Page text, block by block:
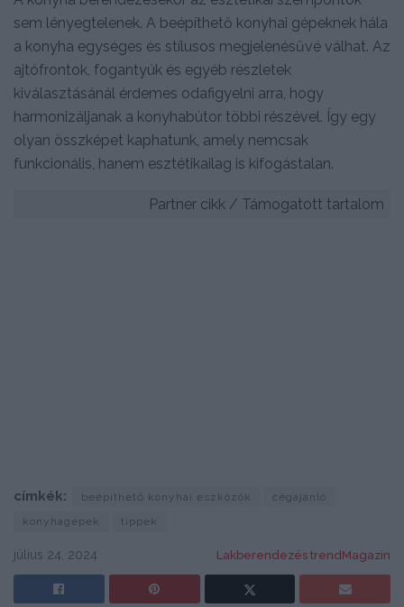
sem lényegtelenek. A beépíthető konyhai gépeknek hála
a konyha egységes és stílusos megjelenésűvé válhat. Az
ajtófrontok, fogantyúk és egyéb részletek
kiválasztásánál érdemes odafigyelni arra, hogy
harmonizáljanak a konyhabútor többi részével. Így egy
olyan összképet kaphatunk, amely nemcsak
funkcionális, hanem esztétikailag is kifogástalan.
Partner cikk / Támogatott tartalom
címkék: beépíthető konyhai eszközök
cégajánló
konyhagépek
tippek
július 24, 2024 Lakberendezés trendMagazin